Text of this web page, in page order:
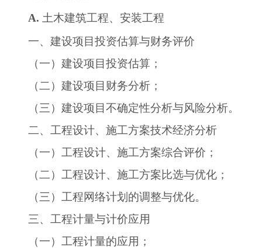
A. 土木建筑工程、安装工程
一、建设项目投资估算与财务评价
（一）建设项目投资估算；
（二）建设项目财务分析；
（三）建设项目不确定性分析与风险分析。
二、工程设计、施工方案技术经济分析
（一）工程设计、施工方案综合评价；
（二）工程设计、施工方案比选与优化；
（三）工程网络计划的调整与优化。
三、工程计量与计价应用
（一）工程计量的应用；